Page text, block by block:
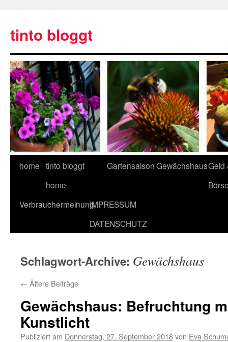
tinto bloggt
home tinto bloggt
home
GartensaisonGewächshausGeld
VerbrauchermeinungIMPRESSUM
DATENSCHUTZ
Schlagwort-Archive: Gewächshaus
← Ältere Beiträge
Gewächshaus: Befruchtung
Kunstlicht
Publiziert am Donnerstag, 27. September 2018von Eva